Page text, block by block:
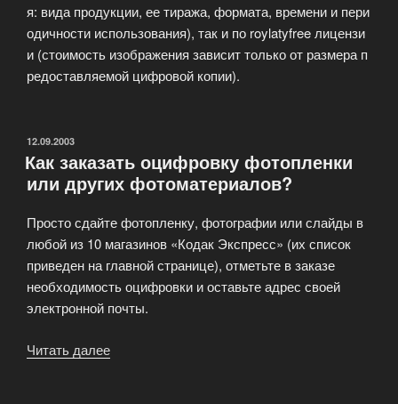
я: вида продукции, ее тиража, формата, времени и пери
одичности использования), так и по roylatyfree лицензи
и (стоимость изображения зависит только от размера п
редоставляемой цифровой копии).
ОПУБЛИКОВАНО
12.09.2003
Как заказать оцифровку фотопленки
или других фотоматериалов?
Просто сдайте фотопленку, фотографии или слайды в
любой из 10 магазинов «Кодак Экспресс» (их список
приведен на главной странице), отметьте в заказе
необходимость оцифровки и оставьте адрес своей
электронной почты.
Читать далее